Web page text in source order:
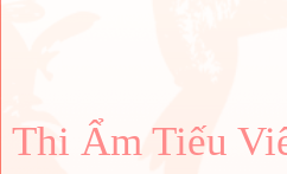
Thi Ẩm Tiếu